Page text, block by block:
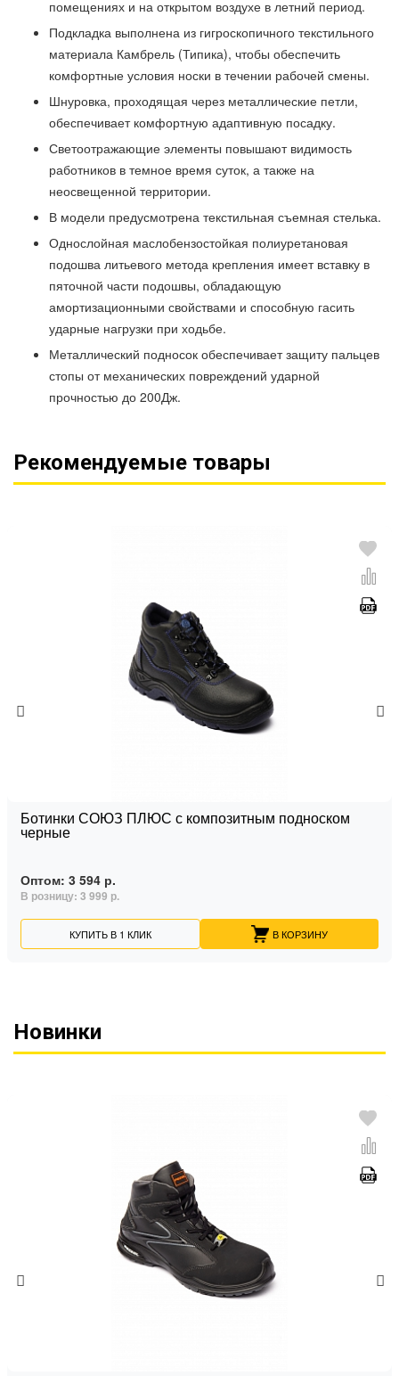
помещениях и на открытом воздухе в летний период.
Подкладка выполнена из гигроскопичного текстильного
материала Камбрель (Типика), чтобы обеспечить
комфортные условия носки в течении рабочей смены.
Шнуровка, проходящая через металлические петли,
обеспечивает комфортную адаптивную посадку.
Светоотражающие элементы повышают видимость
работников в темное время суток, а также на
неосвещенной территории.
В модели предусмотрена текстильная съемная стелька.
Однослойная маслобензостойкая полиуретановая
подошва литьевого метода крепления имеет вставку в
пяточной части подошвы, обладающую
амортизационными свойствами и способную гасить
ударные нагрузки при ходьбе.
Металлический подносок обеспечивает защиту пальцев
стопы от механических повреждений ударной
прочностью до 200Дж.
Рекомендуемые товары
Ботинки СОЮЗ ПЛЮС с композитным подноском
черные
Оптом: 3 594 р.
В розницу: 3 999 р.
КУПИТЬ В 1 КЛИК В КОРЗИНУ
Новинки